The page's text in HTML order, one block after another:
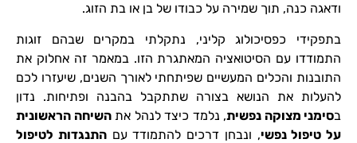
ודאגה כנה, תוך שמירה על כבודו של בן או בת הזוג.
בתפקידי כפסיכולוג קליני, נתקלתי במקרים שבהם זוגות
התמודדו עם הסיטואציה המאתגרת הזו. במאמר זה אחלוק את
התובנות והכלים המעשיים שפיתחתי לאורך השנים, שיעזרו לכם
להעלות את הנושא בצורה שתתקבל בהבנה ופתיחות. נדון
בסימני מצוקה נפשית, נלמד כיצד לנהל אתהשיחה הראשונית
על טיפול נפשי, ונבחן דרכים להתמודד עםהתנגדות לטיפול